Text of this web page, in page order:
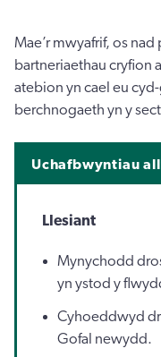
Mae’r mwyafrif, os
bartneriaethau cryfion
atebion yn cael eu
berchnogaeth yn y
Uchafbwyntiau
Llesiant
Mynychodd
yn ystod y
Cyhoeddwyd
Gofal newydd.